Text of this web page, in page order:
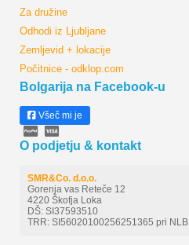
Za družine
Odhodi iz Ljubljane
Zemljevid + lokacije
Počitnice - odklop.com
Bolgarija na Facebook-u
Všeč mi je
O podjetju & kontakt
SMR&Co. d.o.o.
Gorenja vas Reteče 12
4220 Škofja Loka
DŠ: SI37593510
TRR: SI56020100256251365 pri NLB